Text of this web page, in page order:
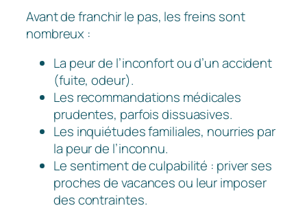
Avant de franchir le pas, les freins sont
nombreux :
La peur de l’inconfort ou d’un accident
(fuite, odeur).
Les recommandations médicales
prudentes, parfois dissuasives.
Les inquiétudes familiales, nourries par
la peur de l’inconnu.
Le sentiment de culpabilité : priver ses
proches de vacances ou leur imposer
des contraintes.